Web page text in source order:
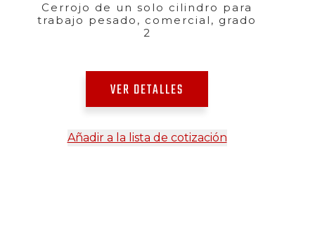
Cerrojo de un solo cilindro para
trabajo pesado, comercial, grado
2
VER DETALLES
Añadir a la lista de cotización